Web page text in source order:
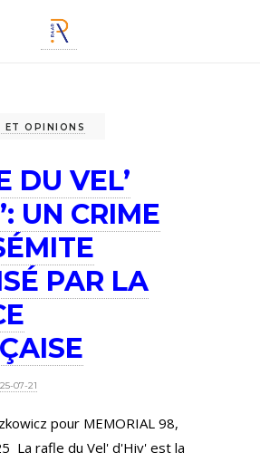
ET OPINIONS
DU VEL’
UN CRIME
PAR LA
07-21
pour MEMORIAL 98,
La rafle du Vel' d'Hiv' est la